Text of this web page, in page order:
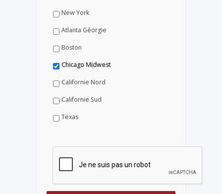
New York
Atlanta Géorgie
Boston
Chicago Midwest
Californie Nord
Californie Sud
Texas